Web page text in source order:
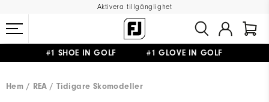
Aktivera tillgänglighet
#1 SHOE IN GOLF #1 GLOVE IN GOLF
Hem
REA Tidigare Skomodeller